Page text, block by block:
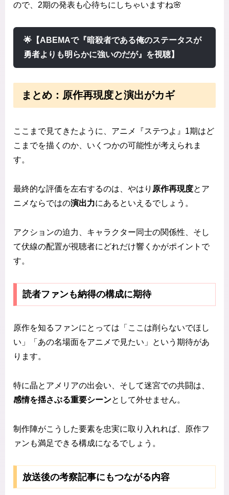
ので、2期の発表も心待ちにしちゃいますね🌸
🌟【ABEMAで『暗殺者である俺のステータスが
勇者よりも明らかに強いのだが』を視聴】
まとめ：原作再現度と演出がカギ
ここまで見てきたように、アニメ『ステつよ』1期はど
こまでを描くのか、いくつかの可能性が考えられま
す。
最終的な評価を左右するのは、やはり 原作再現度とア
ニメならではの演出力にあるといえるでしょう。
アクションの迫力、キャラクター同士の関係性、そし
て伏線の配置が視聴者にどれだけ響くかがポイントで
す。
読者ファンも納得の構成に期待
原作を知るファンにとっては「ここは削らないでほし
い」「あの名場面をアニメで見たい」という期待があ
ります。
特に晶とアメリアの出会い、そして迷宮での共闘は、
感情を揺さぶる重要シーンとして外せません。
制作陣がこうした要素を忠実に取り入れれば、原作フ
ァンも満足できる構成になるでしょう。
放送後の考察記事にもつながる内容